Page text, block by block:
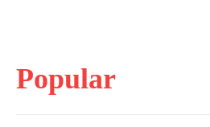
Popular